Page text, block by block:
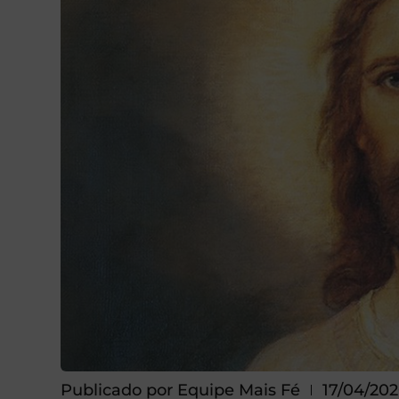
Publicado por Equipe Mais Fé 17/04/